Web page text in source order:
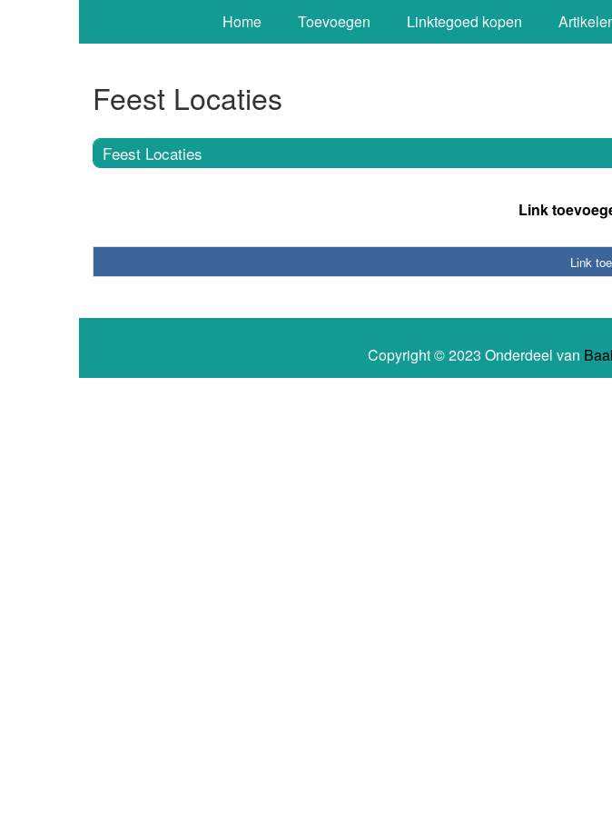
Home Toevoegen Linktegoed kopen
Feest Locaties
Feest Locaties
Link
Link
Copyright © 2023 Onderdeel van